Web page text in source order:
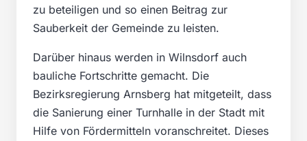
zu beteiligen und so einen Beitrag zur
Sauberkeit der Gemeinde zu leisten.
Darüber hinaus werden in Wilnsdorf auch
bauliche Fortschritte gemacht. Die
Bezirksregierung Arnsberg hat mitgeteilt, dass
die Sanierung einer Turnhalle in der Stadt mit
Hilfe von Fördermitteln voranschreitet. Dieses